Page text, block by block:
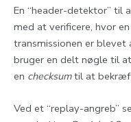
En “header-detektor”
med at verificere, hvor
transmissionen er
bruger en delt nøgle til
en checksumtil at
Ved et “replay-angreb”